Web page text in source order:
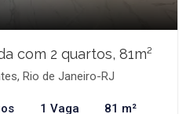
com 2 quartos, 81m²
Rio de Janeiro-RJ
1 Vaga 81 m²